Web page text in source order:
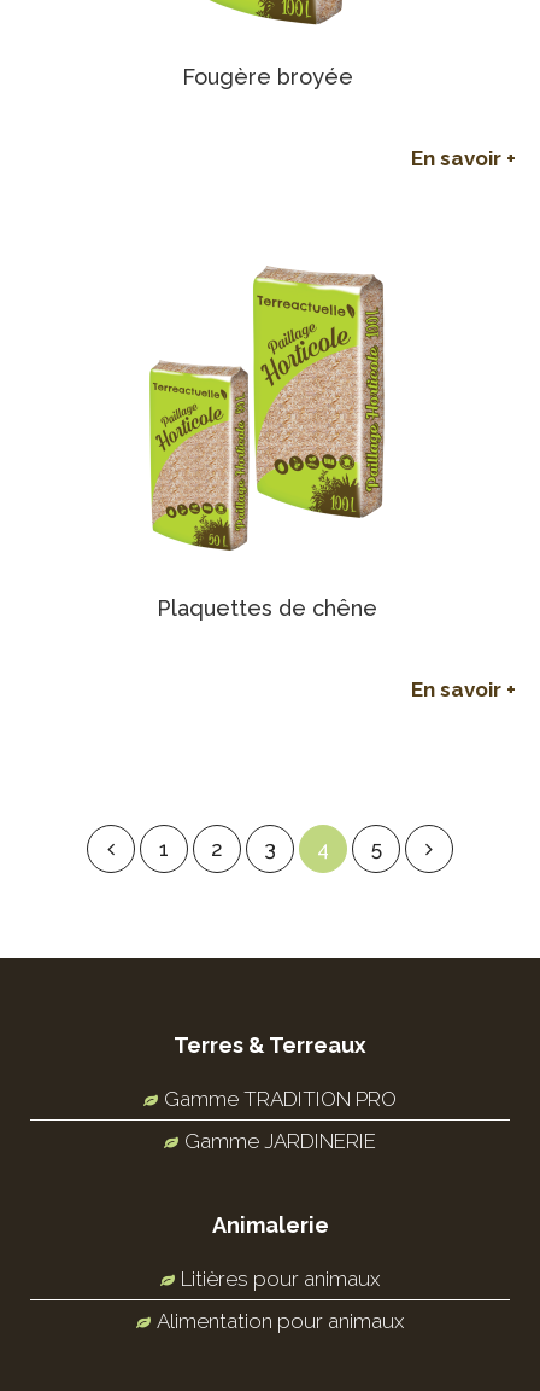
Fougère broyée
En savoir +
Plaquettes de chêne
En savoir +
1 2 3 4 5
Terres & Terreaux
Gamme TRADITION PRO
Gamme JARDINERIE
Animalerie
Litières pour animaux
Alimentation pour animaux